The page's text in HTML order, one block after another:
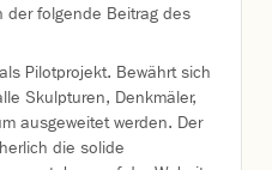
der folgende Beitrag des
Pilotprojekt. Bewährt sich
Skulpturen, Denkmäler,
ausgeweitet werden. Der
die solide